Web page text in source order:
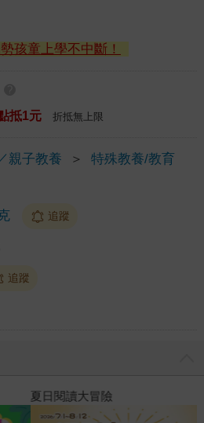
孩童上學不中斷！
抵1元 折抵無上限
親子教養 ＞
特殊教養/教育
追蹤
追蹤